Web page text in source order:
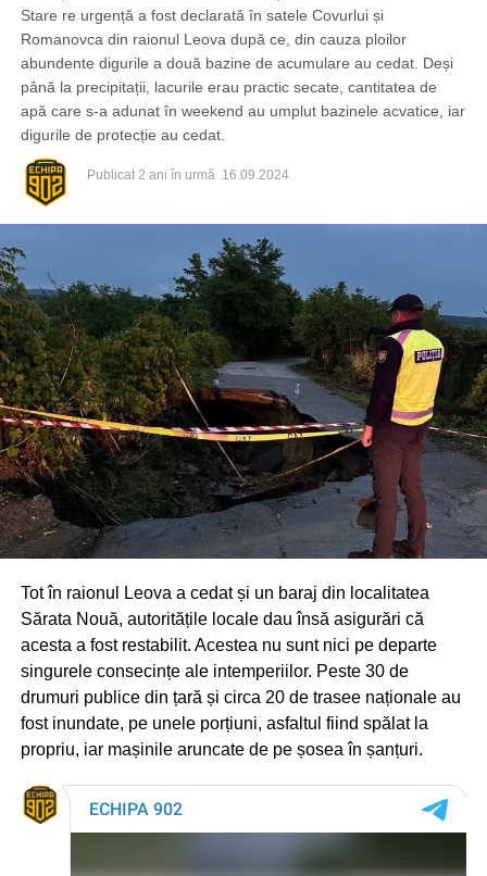
Stare re urgență a fost declarată în satele Covurlui și
Romanovca din raionul Leova după ce, din cauza ploilor
abundente digurile a două bazine de acumulare au cedat. Deși
până la precipitații, lacurile erau practic secate, cantitatea de
apă care s-a adunat în weekend au umplut bazinele acvatice, iar
digurile de protecție au cedat.
Publicat 2 ani în urmă 16.09.2024
Tot în raionul Leova a cedat și un baraj din localitatea
Sărata Nouă, autoritățile locale dau însă asigurări că
acesta a fost restabilit. Acestea nu sunt nici pe departe
singurele consecințe ale intemperiilor. Peste 30 de
drumuri publice din țară și circa 20 de trasee naționale au
fost inundate, pe unele porțiuni, asfaltul fiind spălat la
propriu, iar mașinile aruncate de pe șosea în șanțuri.